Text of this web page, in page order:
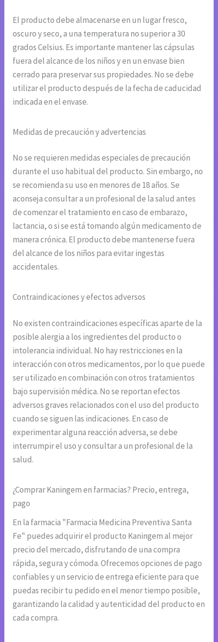
El producto debe almacenarse en un lugar fresco,
oscuro y seco, a una temperatura no superior a 30
grados Celsius. Es importante mantener las cápsulas
fuera del alcance de los niños y en un envase bien
cerrado para preservar sus propiedades. No se debe
utilizar el producto después de la fecha de caducidad
indicada en el envase.
Medidas de precaución y advertencias
No se requieren medidas especiales de precaución
durante el uso habitual del producto. Sin embargo, no
se recomienda su uso en menores de 18 años. Se
aconseja consultar a un profesional de la salud antes
de comenzar el tratamiento en caso de embarazo,
lactancia, o si se está tomando algún medicamento de
manera crónica. El producto debe mantenerse fuera
del alcance de los niños para evitar ingestas
accidentales.
Contraindicaciones y efectos adversos
No existen contraindicaciones específicas aparte de la
posible alergia a los ingredientes del producto o
intolerancia individual. No hay restricciones en la
interacción con otros medicamentos, por lo que puede
ser utilizado en combinación con otros tratamientos
bajo supervisión médica. No se reportan efectos
adversos graves relacionados con el uso del producto
cuando se siguen las indicaciones. En caso de
experimentar alguna reacción adversa, se debe
interrumpir el uso y consultar a un profesional de la
salud.
¿Comprar Kaningem en farmacias? Precio, entrega,
pago
En la farmacia "Farmacia Medicina Preventiva Santa
Fe" puedes adquirir el producto Kaningem al mejor
precio del mercado, disfrutando de una compra
rápida, segura y cómoda. Ofrecemos opciones de pago
confiables y un servicio de entrega eficiente para que
puedas recibir tu pedido en el menor tiempo posible,
garantizando la calidad y autenticidad del producto en
cada compra.